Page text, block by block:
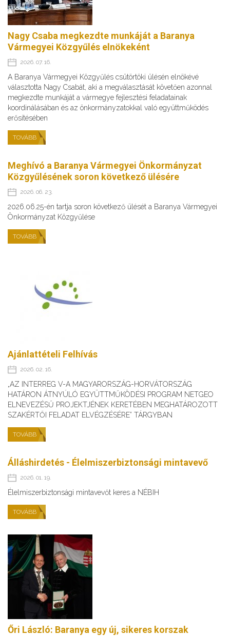
Nagy Csaba megkezdte munkáját a Baranya
Vármegyei Közgyűlés elnökeként
2026. 07. 16.
A Baranya Vármegyei Közgyűlés csütörtöki ülésén elnökévé
választotta Nagy Csabát, aki a megválasztását követően azonnal
megkezdte munkáját a vármegye fejlesztési feladatainak
koordinálásában és az önkormányzatokkal való együttműködés
erősítésében
TOVÁBB
Meghívó a Baranya Vármegyei Önkormányzat
Közgyűlésének soron következő ülésére
2026. 06. 23.
2026.06.25-én tartja soron következő ülését a Baranya Vármegyei
Önkormányzat Közgyűlése
TOVÁBB
Ajánlattételi Felhívás
2026. 02. 16.
„AZ INTERREG V-A MAGYARORSZÁG-HORVÁTORSZÁG
HATÁRON ÁTNYÚLÓ EGYÜTTMŰKÖDÉSI PROGRAM NETGEO
ELNEVEZÉSŰ PROJEKTJÉNEK KERETÉBEN MEGHATÁROZOTT
SZAKÉRTŐI FELADAT ELVÉGZÉSÉRE” TÁRGYBAN
TOVÁBB
Álláshirdetés - Élelmiszerbiztonsági mintavevő
2026. 01. 19.
Élelmiszerbiztonsági mintavevőt keres a NÉBIH
TOVÁBB
Őri László: Baranya egy új, sikeres korszak